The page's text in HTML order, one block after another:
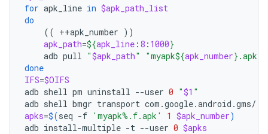
for apk_line in $apk_path_list
do
(( ++apk_number ))
apk_path=${apk_line : 8 : 1000}
adb pull "$apk_path" "myapk${apk_number} .apk"
done
IFS=$OIFS
adb shell pm uninstall --user 0 "$1 "
adb shell bmgr transport
apks=$(seq -f 'myapk%.f.apk' 1 $apk_number)
adb install-multiple -t --user 0 $apks